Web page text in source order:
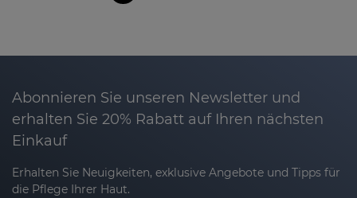
Abonnieren Sie unseren Newsletter und
erhalten Sie 20% Rabatt auf Ihren nächsten
Einkauf
Erhalten Sie Neuigkeiten, exklusive Angebote und Tipps für
die Pflege Ihrer Haut.